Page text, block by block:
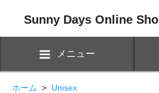
Sunny Days Online
メニュー
ホーム > Unisex